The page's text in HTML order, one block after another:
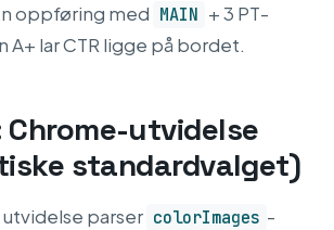
oppføring med MAIN + 3 PT-
A+ lar CTR ligge på bordet.
Chrome-utvidelse
standardvalget)
parser colorImages -